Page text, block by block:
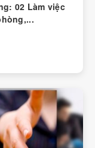
02 Làm việc